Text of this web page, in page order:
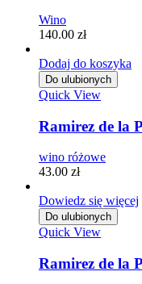
Wino
140.00 zł
Dodaj do koszyka
Do ulubionych
Quick View
Ramirez de la
wino różowe
43.00 zł
Dowiedz się więcej
Do ulubionych
Quick View
Ramirez de la